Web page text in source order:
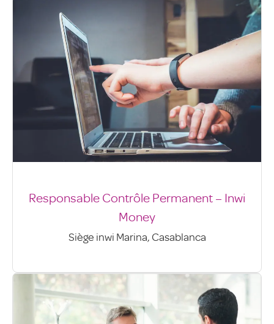
Responsable Contrôle Permanent – Inwi
Money
Siège inwi Marina, Casablanca